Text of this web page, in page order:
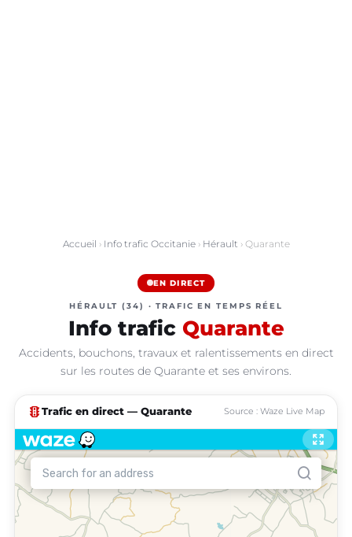
Accueil › Info trafic Occitanie› Hérault › Quarante
EN DIRECT
HÉRAULT (34) · TRAFIC EN TEMPS RÉEL
Info trafic Quarante
Accidents, bouchons, travaux et ralentissements en direct
sur les routes de Quarante et ses environs.
traffic Trafic en direct — Quarante Source : Waze Live Map